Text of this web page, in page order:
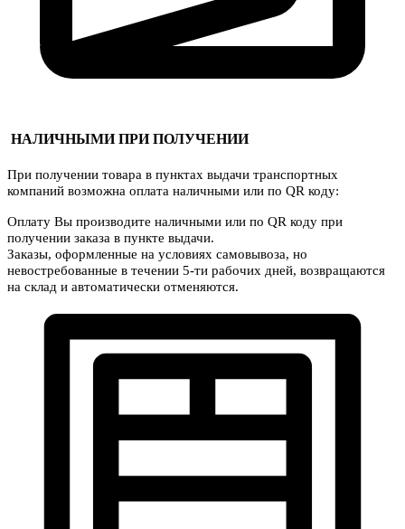
НАЛИЧНЫМИ ПРИ ПОЛУЧЕНИИ
При получении товара в пунктах выдачи транспортных
компаний возможна оплата наличными или по QR коду:
Оплату Вы производите наличными или по QR коду при
получении заказа в пункте выдачи.
Заказы, оформленные на условиях самовывоза, но
невостребованные в течении 5-ти рабочих дней, возвращаются
на склад и автоматически отменяются.